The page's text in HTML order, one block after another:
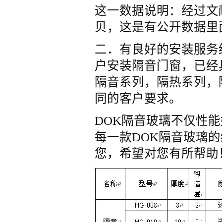
这一数据说明：经过
贝，这是有公开数据
二．有良好的安装服
户安装隔音门窗，已
隔音系列，隔热系列
同的客户要求。
DOK隔音玻璃不仅性
每一款DOK隔音玻璃
您，希望对您有所帮助